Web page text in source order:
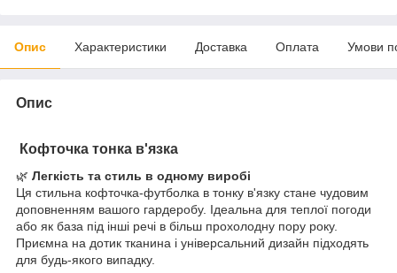
Опис Характеристики Доставка Оплата Умови
Опис
Кофточка тонка в'язка
🌿 Легкість та стиль в одному виробі
Ця стильна кофточка-футболка в тонку в'язку стане чудовим
доповненням вашого гардеробу. Ідеальна для теплої погоди
або як база під інші речі в більш прохолодну пору року.
Приємна на дотик тканина і універсальний дизайн підходять
для будь-якого випадку.